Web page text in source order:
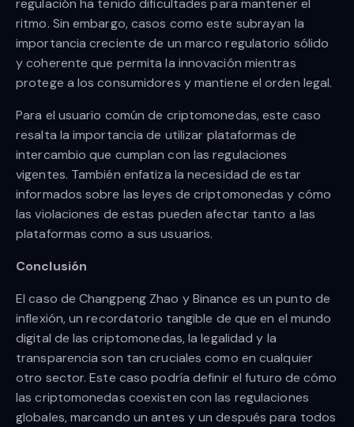
regulación ha tenido dificultades para mantener el
ritmo. Sin embargo, casos como este subrayan la
importancia creciente de un marco regulatorio sólido
y coherente que permita la innovación mientras
protege a los consumidores y mantiene el orden legal.
Para el usuario común de criptomonedas, este caso
resalta la importancia de utilizar plataformas de
intercambio que cumplan con las regulaciones
vigentes. También enfatiza la necesidad de estar
informados sobre las leyes de criptomonedas y cómo
las violaciones de estas pueden afectar tanto a las
plataformas como a sus usuarios.
Conclusión
El caso de Changpeng Zhao y Binance es un punto de
inflexión, un recordatorio tangible de que en el mundo
digital de las criptomonedas, la legalidad y la
transparencia son tan cruciales como en cualquier
otro sector. Este caso podría definir el futuro de cómo
las criptomonedas coexisten con las regulaciones
globales, marcando un antes y un después para todos